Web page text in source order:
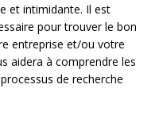
et intimidante. Il est
pour trouver le bon
entreprise et/ou votre
aidera à comprendre les
de recherche